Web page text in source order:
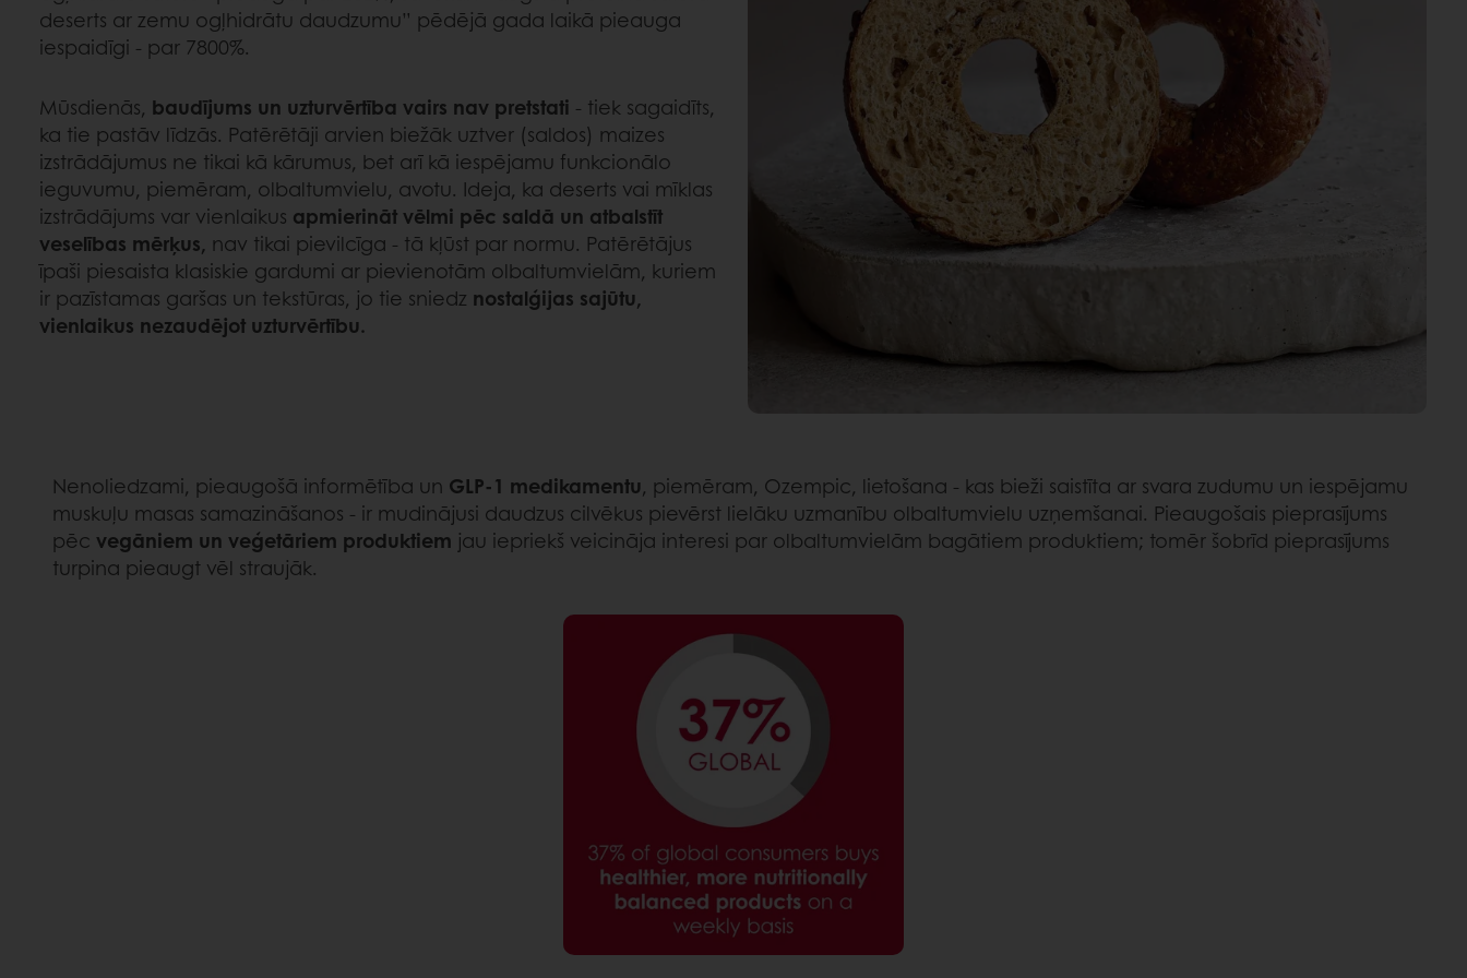
deserts ar zemu ogļhidrātu daudzumu” pēdējā gada laikā pieauga
iespaidīgi - par 7800%.
Mūsdienās, baudījums un uzturvērtība vairs nav pretstati - tiek sagaidīts,
ka tie pastāv līdzās. Patērētāji arvien biežāk uztver (saldos) maizes
izstrādājumus ne tikai kā kārumus, bet arī kā iespējamu funkcionālo
ieguvumu, piemēram, olbaltumvielu, avotu. Ideja, ka deserts vai mīklas
izstrādājums var vienlaikus apmierināt vēlmi pēc saldā un atbalstīt
veselības mērķus, nav tikai pievilcīga - tā kļūst par normu. Patērētājus
īpaši piesaista klasiskie gardumi ar pievienotām olbaltumvielām, kuriem
ir pazīstamas garšas un tekstūras, jo tie sniedz nostalģijas sajūtu,
vienlaikus nezaudējot uzturvērtību.
Nenoliedzami, pieaugošā informētība un GLP‑1 medikamentu, piemēram, Ozempic, lietošana - kas bieži saistīta ar svara zudumu un iespējamu
muskuļu masas samazināšanos - ir mudinājusi daudzus cilvēkus pievērst lielāku uzmanību olbaltumvielu uzņemšanai. Pieaugošais pieprasījums
pēc vegāniem un veģetāriem produktiem jau iepriekš veicināja interesi par olbaltumvielām bagātiem produktiem; tomēr šobrīd pieprasījums
turpina pieaugt vēl straujāk.